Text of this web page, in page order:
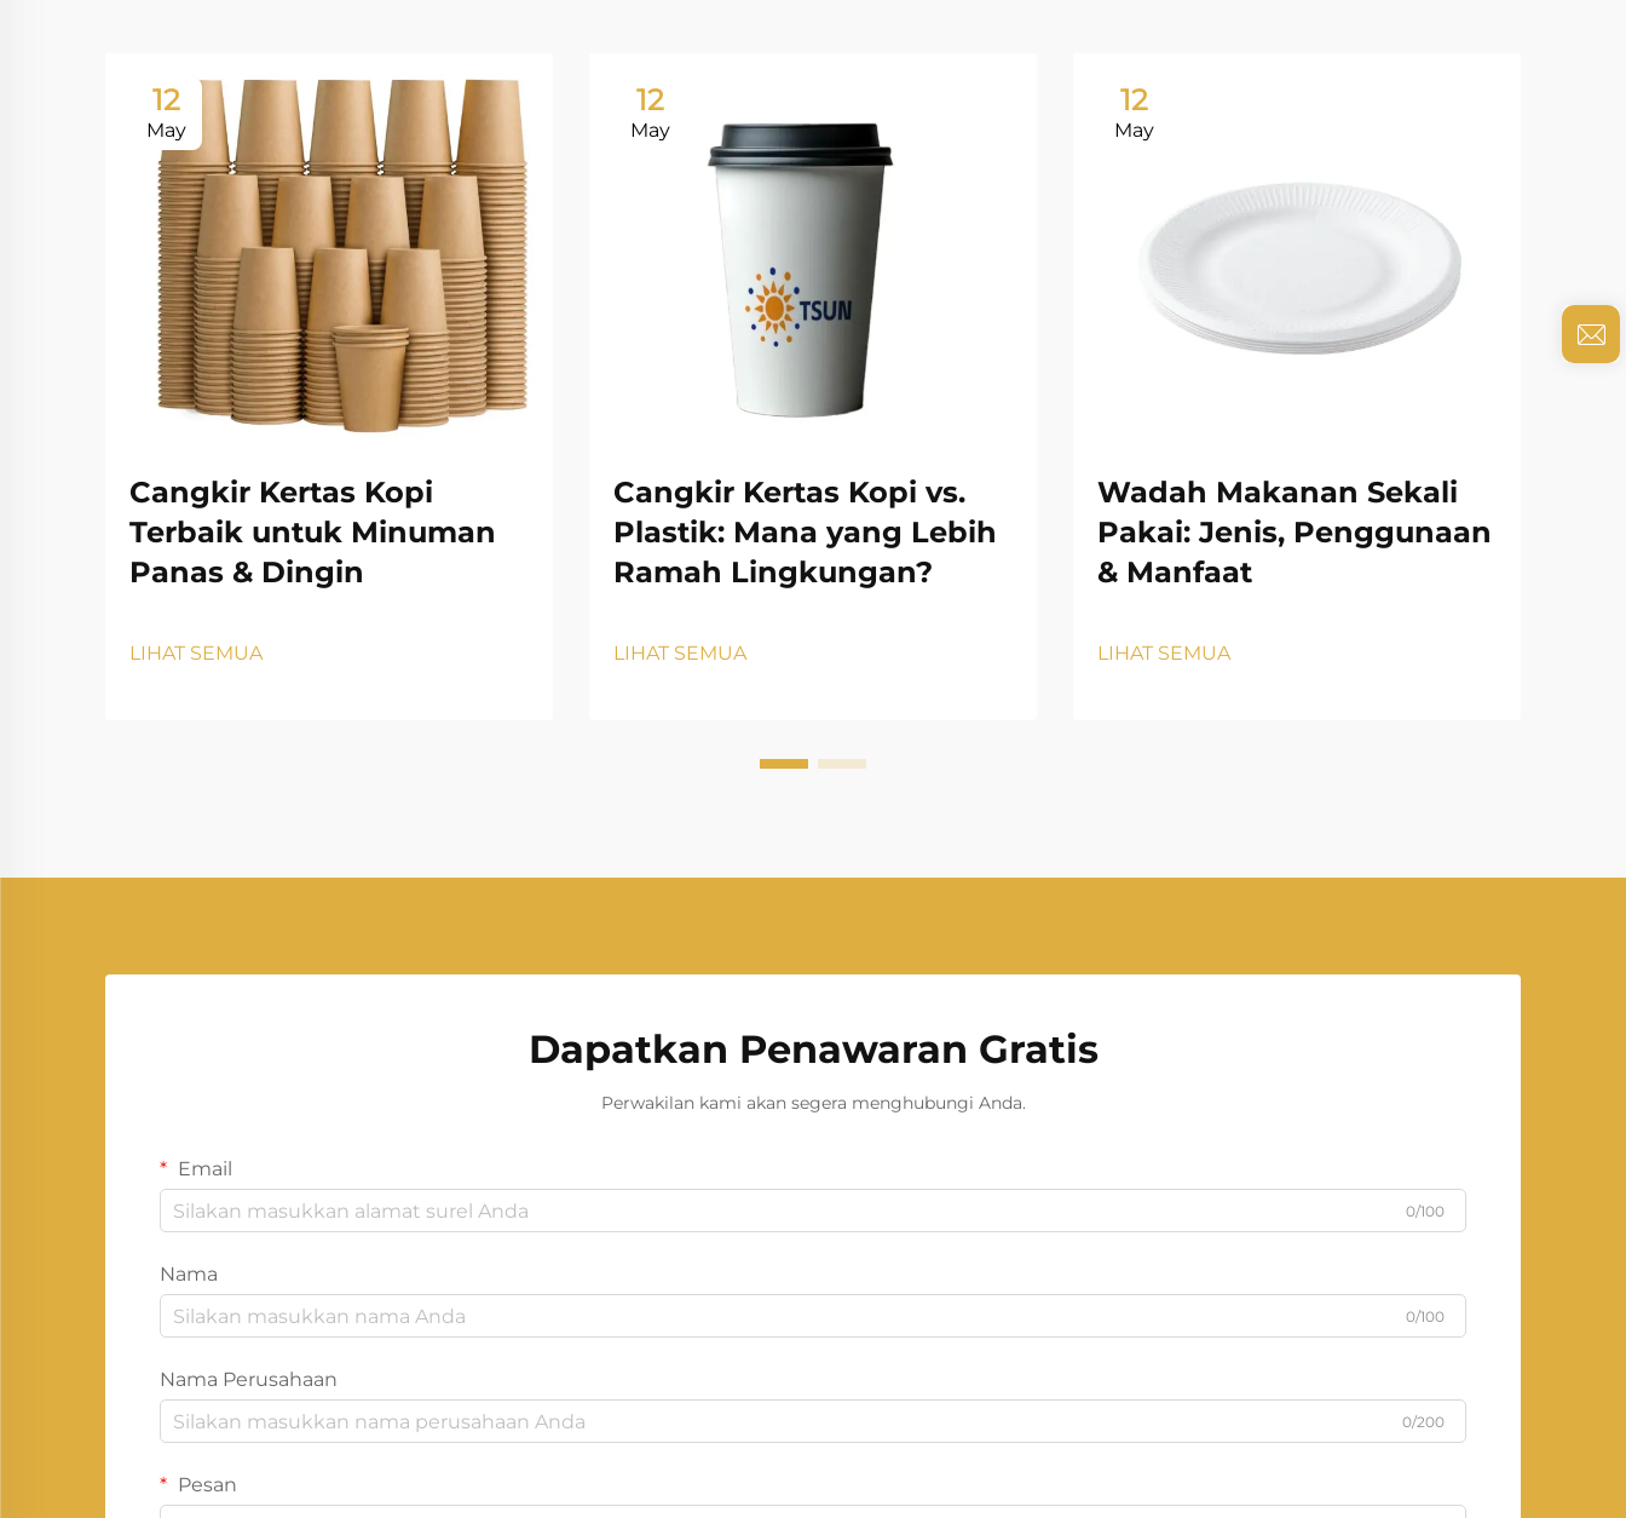
12
May
Cangkir Kertas Kopi
Terbaik untuk Minuman
Panas & Dingin
LIHAT SEMUA
12
May
Cangkir Kertas Kopi vs.
Plastik: Mana yang Lebih
Ramah Lingkungan?
LIHAT SEMUA
12
May
Wadah Makanan Sekali
Pakai: Jenis, Penggunaan
& Manfaat
LIHAT SEMUA
Dapatkan Penawaran Gratis
Perwakilan kami akan segera menghubungi Anda.
Email
0/100
Nama
0/100
Nama Perusahaan
0/200
Pesan